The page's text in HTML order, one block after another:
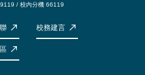
/ 校內分機 66119
校務建言